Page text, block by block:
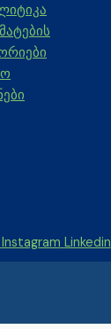
Instagram Linkedin